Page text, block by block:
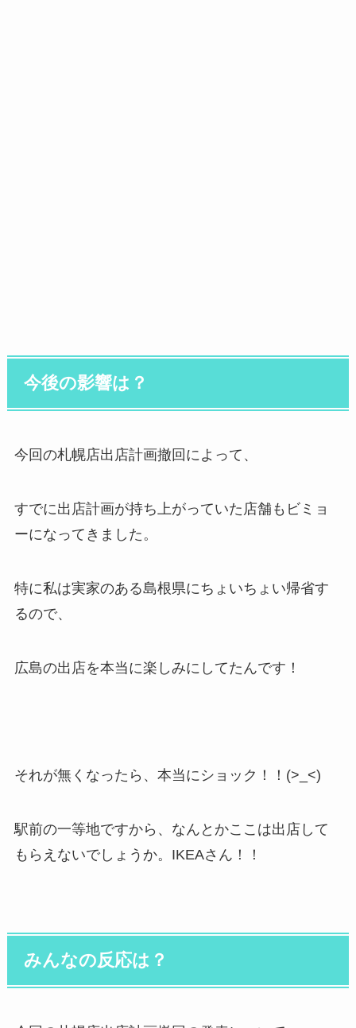
今後の影響は？
今回の札幌店出店計画撤回によって、
すでに出店計画が持ち上がっていた店舗もビミョ
ーになってきました。
特に私は実家のある島根県にちょいちょい帰省す
るので、
広島の出店を本当に楽しみにしてたんです！
それが無くなったら、本当にショック！！(>_<)
駅前の一等地ですから、なんとかここは出店して
もらえないでしょうか。IKEAさん！！
みんなの反応は？